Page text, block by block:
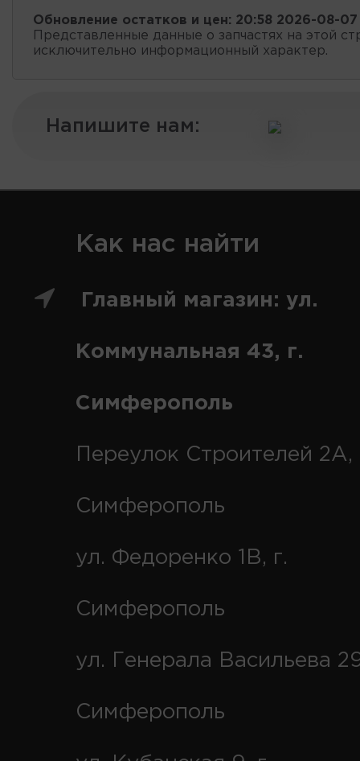
Обновление остатков и цен: 20:58 2026-08-07
Представленные данные о запчастях на этой
исключительно информационный характер.
Напишите нам:
Как нас найти
Главный магазин: ул.
Коммунальная 43, г.
Симферополь
Переулок Строителей 2А,
Симферополь
ул. Федоренко 1В, г.
Симферополь
ул. Генерала Васильева
Симферополь